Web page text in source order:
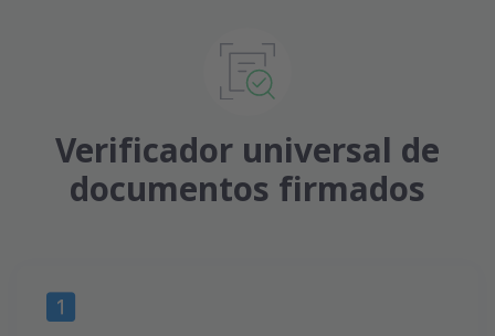
Verificador universal de
documentos firmados